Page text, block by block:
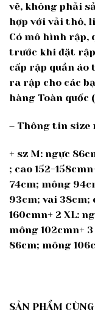
vẽ, không phải
hợp với vải thô,
Có mô hình rập,
trước khi đặt
cấp rập quần áo
ra rập cho các
hàng Toàn quốc
– Thông tin size
+ sz M: ngực
; cao 152-
74cm; mông
93cm; vai 38cm;
160cmn+ 2 XL:
mông 102cmn+
86cm; mông
SẢN PHẨM